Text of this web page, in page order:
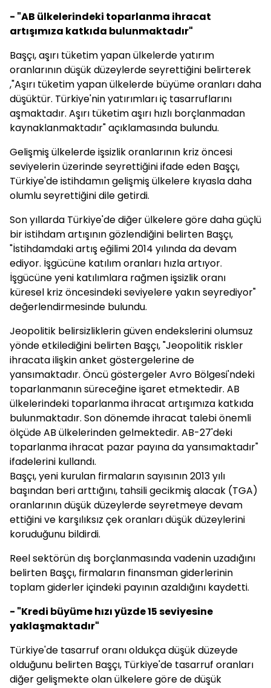
- "AB ülkelerindeki toparlanma ihracat
artışımıza katkıda bulunmaktadır"
Başçı, aşırı tüketim yapan ülkelerde yatırım
oranlarının düşük düzeylerde seyrettiğini belirterek
,"Aşırı tüketim yapan ülkelerde büyüme oranları daha
düşüktür. Türkiye'nin yatırımları iç tasarruflarını
aşmaktadır. Aşırı tüketim aşırı hızlı borçlanmadan
kaynaklanmaktadır" açıklamasında bulundu.
Gelişmiş ülkelerde işsizlik oranlarının kriz öncesi
seviyelerin üzerinde seyrettiğini ifade eden Başçı,
Türkiye'de istihdamın gelişmiş ülkelere kıyasla daha
olumlu seyrettiğini dile getirdi.
Son yıllarda Türkiye'de diğer ülkelere göre daha güçlü
bir istihdam artışının gözlendiğini belirten Başçı,
"İstihdamdaki artış eğilimi 2014 yılında da devam
ediyor. İşgücüne katılım oranları hızla artıyor.
İşgücüne yeni katılımlara rağmen işsizlik oranı
küresel kriz öncesindeki seviyelere yakın seyrediyor"
değerlendirmesinde bulundu.
Jeopolitik belirsizliklerin güven endekslerini olumsuz
yönde etkilediğini belirten Başçı, "Jeopolitik riskler
ihracata ilişkin anket göstergelerine de
yansımaktadır. Öncü göstergeler Avro Bölgesi'ndeki
toparlanmanın süreceğine işaret etmektedir. AB
ülkelerindeki toparlanma ihracat artışımıza katkıda
bulunmaktadır. Son dönemde ihracat talebi önemli
ölçüde AB ülkelerinden gelmektedir. AB-27'deki
toparlanma ihracat pazar payına da yansımaktadır"
ifadelerini kullandı.
Başçı, yeni kurulan firmaların sayısının 2013 yılı
başından beri arttığını, tahsili gecikmiş alacak (TGA)
oranlarının düşük düzeylerde seyretmeye devam
ettiğini ve karşılıksız çek oranları düşük düzeylerini
koruduğunu bildirdi.
Reel sektörün dış borçlanmasında vadenin uzadığını
belirten Başçı, firmaların finansman giderlerinin
toplam giderler içindeki payının azaldığını kaydetti.
- "Kredi büyüme hızı yüzde 15 seviyesine
yaklaşmaktadır"
Türkiye'de tasarruf oranı oldukça düşük düzeyde
olduğunu belirten Başçı, Türkiye'de tasarruf oranları
diğer gelişmekte olan ülkelere göre de düşük